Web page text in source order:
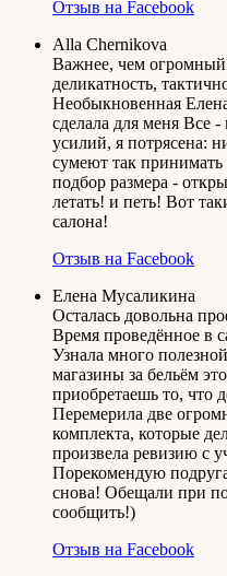
Отзыв на Facebook
Alla Chernikova
Важнее, чем
деликатность,
Необыкновенная
сделала для меня Все
усилий, я потрясена:
сумеют так
подбор размера -
летать! и петь! Вот
салона!
Отзыв на Facebook
Елена Мусаликина
Осталась довольна
Время проведённое в
Узнала много
магазины за бельём
приобретаешь то, что
Перемерила две
комплекта, которые
произвела ревизию с
Порекомендую
снова! Обещали при
сообщить!)
Отзыв на Facebook